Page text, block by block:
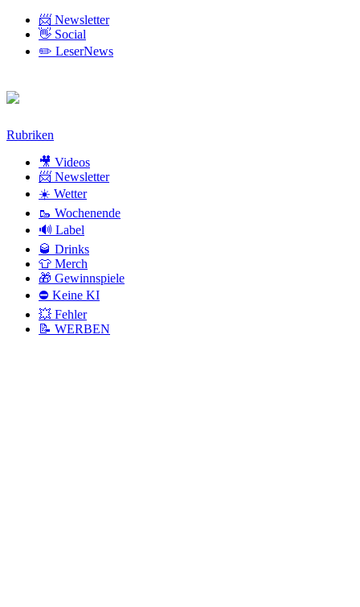
📨 Newsletter
👋 Social
✏️ LeserNews
Zum
Rubriken
🎥 Videos
📨 Newsletter
☀️ Wetter
🥾 Wochenende
🔊 Label
🥃 Drinks
👕 Merch
🎁 Gewinnspiele
⛔ Keine KI
💥 Fehler
📝 WERBEN